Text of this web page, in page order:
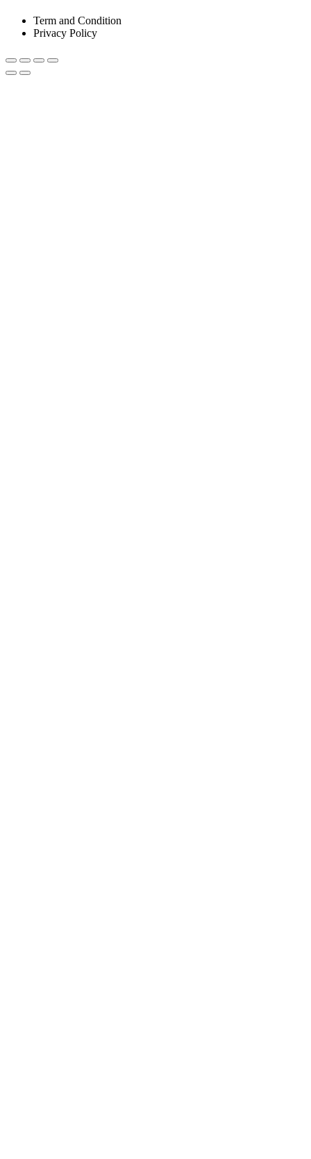
Term and Condition
Privacy Policy